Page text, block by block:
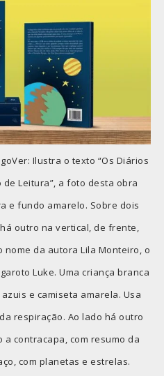
Ilustra o texto “Os Diários
de Leitura”, a foto desta obra
e fundo amarelo. Sobre dois
outro na vertical, de frente,
da autora Lila Monteiro, o
Luke. Uma criança branca
e camiseta amarela. Usa
respiração. Ao lado há outro
contracapa, com resumo da
com planetas e estrelas.